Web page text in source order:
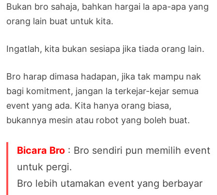
Bukan bro sahaja, bahkan hargai la apa-apa yang
orang lain buat untuk kita.
Ingatlah, kita bukan sesiapa jika tiada orang lain.
Bro harap dimasa hadapan, jika tak mampu nak
bagi komitment, jangan la terkejar-kejar semua
event yang ada. Kita hanya orang biasa,
bukannya mesin atau robot yang boleh buat.
Bicara Bro : Bro sendiri pun memilih event
untuk pergi.
Bro lebih utamakan event yang berbayar